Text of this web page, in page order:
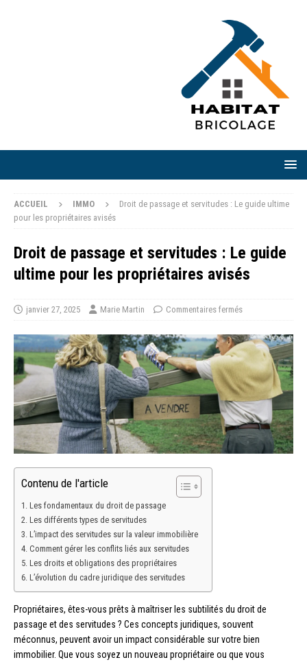
ACCUEIL IMMO
Droit de passage et servitudes : Le guide ultime
pour les propriétaires avisés
Droit de passage et servitudes : Le guide
ultime pour les propriétaires avisés
janvier 27, 2025 Marie Martin Commentaires fermés
Contenu de l'article
Les fondamentaux du droit de passage
Les différents types de servitudes
L’impact des servitudes sur la valeur immobilière
Comment gérer les conflits liés aux servitudes
Les droits et obligations des propriétaires
L’évolution du cadre juridique des servitudes
Propriétaires, êtes-vous prêts à maîtriser les subtilités du droit de
passage et des servitudes ? Ces concepts juridiques, souvent
méconnus, peuvent avoir un impact considérable sur votre bien
immobilier. Que vous soyez un nouveau propriétaire ou que vous